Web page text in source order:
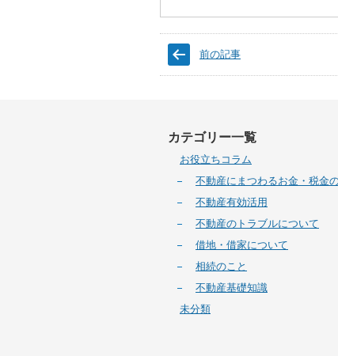
前の記事
カテゴリー一覧
お役立ちコラム
不動産にまつわるお金・税金
不動産有効活用
不動産のトラブルについて
借地・借家について
相続のこと
不動産基礎知識
未分類